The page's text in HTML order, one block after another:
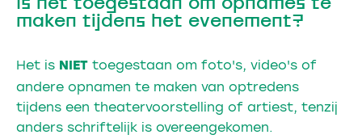
Is het toegestaan om opnames te
maken tijdens het evenement?
Het is NIET toegestaan om foto's, video's of
andere opnamen te maken van optredens
tijdens een theatervoorstelling of artiest, tenzij
anders schriftelijk is overeengekomen.